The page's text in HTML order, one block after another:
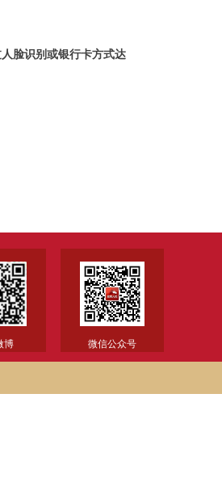
脸识别或银行卡方式达